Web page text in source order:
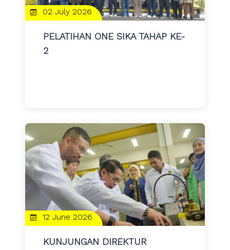
02 July 2026
PELATIHAN ONE SIKA TAHAP KE-
2
12 June 2026
KUNJUNGAN DIREKTUR